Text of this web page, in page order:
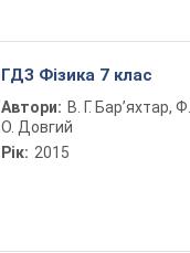
ГДЗ Фізика 7 клас
Автори: В. Г. Бар’яхтар,
О. Довгий
Рік: 2015